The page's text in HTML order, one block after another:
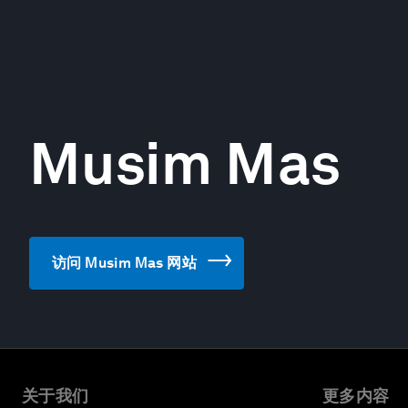
Musim Mas
访问 Musim Mas 网站
关于我们 更多内容